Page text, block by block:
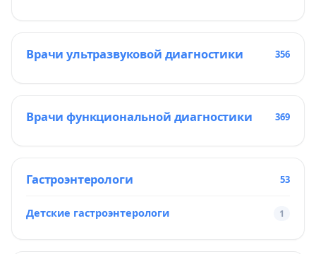
Врачи ультразвуковой диагностики 356
Врачи функциональной диагностики 369
Гастроэнтерологи 53
Детские гастроэнтерологи 1